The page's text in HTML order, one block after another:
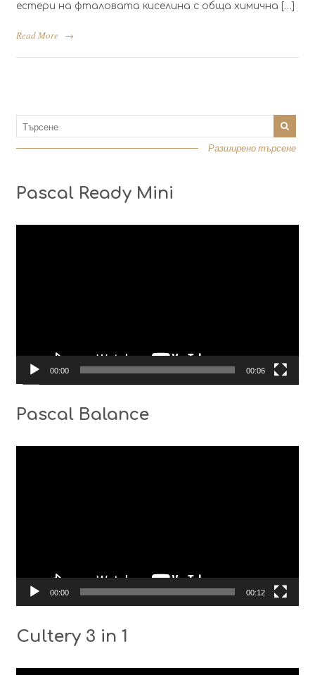
естери на фталовата киселина с обща химична […]
Read More →
Разширено търсене
Pascal Ready Mini
00:00 00:06
Pascal Balance
00:00 00:12
Cultery 3 in 1